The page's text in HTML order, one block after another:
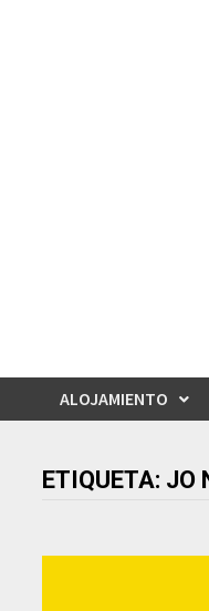
ALOJAMIENTO
ETIQUETA: JO